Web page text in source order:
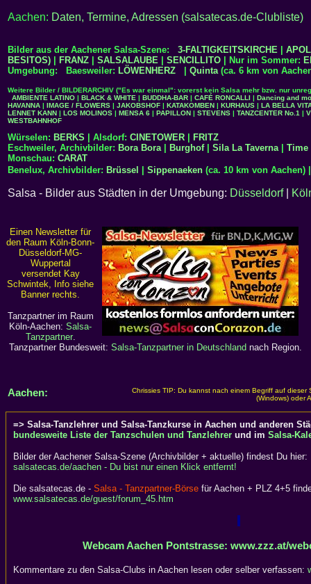
Aachen: Daten, Termine, Adressen (salsatecas.de-Clubliste)
Bilder aus der Aachener Salsa-Szene: 3-FALTIGKEITSKIRCHE
BESITOS)
FRANZ SALSALAUBE SENCILLITO | Nur im Sommer:
Umgebung: Baesweiler: LÖWENHERZ Quinta(ca. 6 km von
Weitere Bilder / BILDERARCHIV ("Es war einmal": vorerst kein Salsa mehr bzw. nur
AMBIENTE LATINO | BLACK & WHITE | BUDDHA-BAR | CAFÉ RONCALLI | Dancing and
HAVANNA | IMAGE / FLOWERS | JAKOBSHOF | KATAKOMBEN | KURHAUS | LA BELLA
LENNET KANN | LOS MOLINOS | MENSA 6 | PAPILLON | STEVENS | TANZCENTER No.1 |
WESTBAHNHOF
Würselen: BERKS | Alsdorf: CINETOWER
FRITZ
Eschweiler, Archivbilder: Bora Bora| Burghof| Sila La Taverna| Time
Monschau: CARAT
Benelux, Archivbilder: Brüssel Sippenaeken (ca. 10 km von Aachen)
Salsa - Bilder aus Städten in der Umgebung: Düsseldorf|
Einen Newsletter für
den Raum Köln-Bonn-
Düsseldorf-MG-
Wuppertal
versendet Kay
Schwintek, Info siehe
Banner rechts.
Tanzpartner im Raum
Köln-Aachen: Salsa-
Tanzpartner.
Tanzpartner Bundesweit: Salsa-Tanzpartner in Deutschland nach Region.
Aachen:
Chrissies TIP: Du kannst nach einem Begriff auf dieser
(Windows) oder
=> Salsa-Tanzlehrer und Salsa-Tanzkurse in Aachen und anderen
bundesweite Liste der Tanzschulen und Tanzlehrer und im Salsa-
Bilder der Aachener Salsa-Szene (Archivbilder + aktuelle) findest Du hier:
salsatecas.de/aachen - Du bist nur einen Klick entfernt!
Die salsatecas.de - Salsa - Tanzpartner-Börse für Aachen + PLZ 4+5
www.salsatecas.de/guest/forum_45.htm
Webcam Aachen Pontstrasse: www.zzz.at/
Kommentare zu den Salsa-Clubs in Aachen lesen oder selber verfassen: